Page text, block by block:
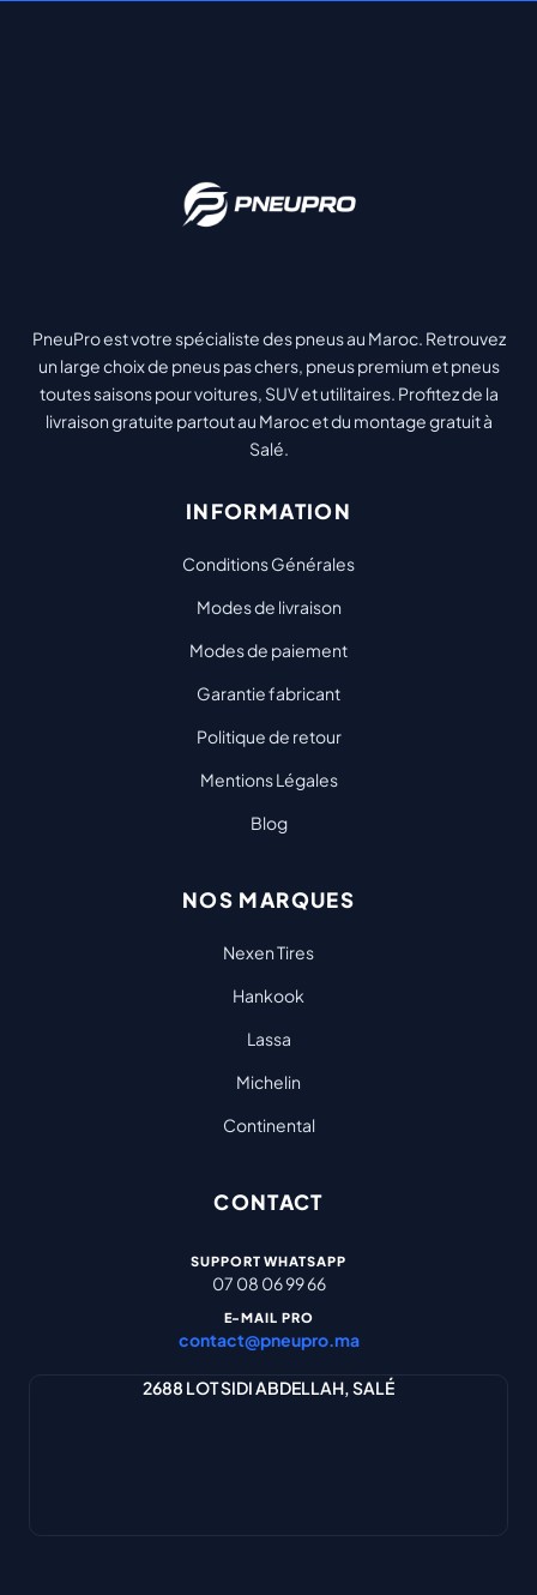
PneuPro est votre spécialiste des pneus au Maroc. Retrouvez
un large choix de pneus pas chers, pneus premium et pneus
toutes saisons pour voitures, SUV et utilitaires. Profitez de la
livraison gratuite partout au Maroc et du montage gratuit à
Salé.
INFORMATION
Conditions Générales
Modes de livraison
Modes de paiement
Garantie fabricant
Politique de retour
Mentions Légales
Blog
NOS MARQUES
Nexen Tires
Hankook
Lassa
Michelin
Continental
CONTACT
SUPPORT WHATSAPP
07 08 06 99 66
E-MAIL PRO
contact@pneupro.ma
2688 LOT SIDI ABDELLAH, SALÉ